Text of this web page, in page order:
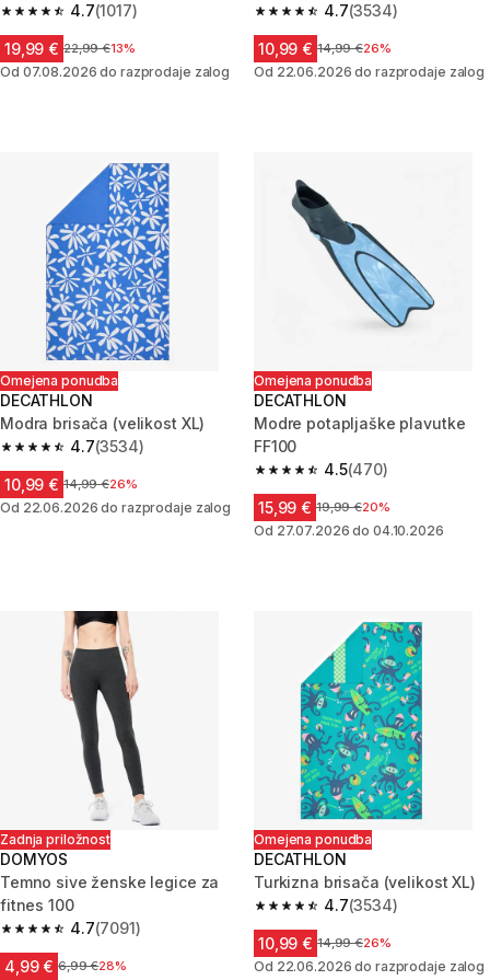
4.7
4.7 od 5 zvezdic from 1017 ocene
(1017)
19,99 € Cena pred znižanjem
22,99 €13%
Od 07.08.2026 do razprodaje zalog
4.7
4.7 od 5 zvezdic from 3534
(3534)
10,99 € Cena pred znižanjem
14,99 €26%
Od 22.06.2026 do razprodaje zalog
Omejena ponudba
DECATHLON
Modra brisača (velikost XL)
4.7
4.7 od 5 zvezdic from 3534 ocene
(3534)
10,99 € Cena pred znižanjem
14,99 €26%
Od 22.06.2026 do razprodaje zalog
Omejena ponudba
DECATHLON
Modre potapljaške plavutke
FF100
4.5
4.5 od 5 zvezdic from 470
(470)
15,99 € Cena pred znižanjem
19,99 €20%
Od 27.07.2026 do 04.10.2026
Zadnja priložnost
DOMYOS
Temno sive ženske legice za
fitnes 100
4.7
4.7 od 5 zvezdic from 7091 ocene
(7091)
4,99 € Cena pred znižanjem
6,99 €28%
Omejena ponudba
DECATHLON
Turkizna brisača (velikost XL)
4.7
4.7 od 5 zvezdic from 3534
(3534)
10,99 € Cena pred znižanjem
14,99 €26%
Od 22.06.2026 do razprodaje zalog